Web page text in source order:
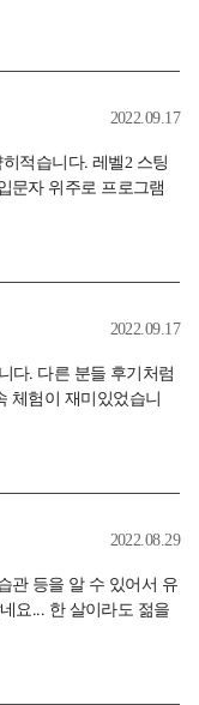
준이 되어야 트레일브
것 같습니다. n서킷 프
을 제안드립니다
2022.09.17
. 레벨2 스팅
문자 위주로 프로그램
에 가도 실력이 똑같은
같은게 아
화를 막았으면 합니다.
2022.09.17
다. 다른 분들 후기처럼
체험이 재미있었습니
가능하게 만들어줍니
2022.08.29
관 등을 알 수 있어서 유
요... 한 살이라도 젊을